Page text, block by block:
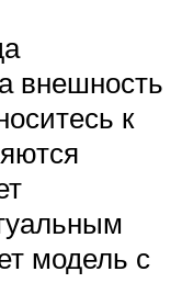
внешность
к
модель с